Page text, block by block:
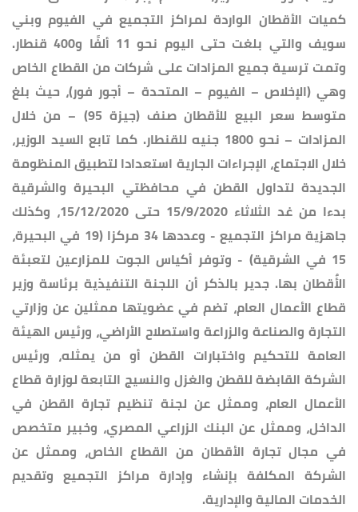
كميات الأقطان الواردة لمراكز التجميع في الفيوم وبني
سويف والتي بلغت حتى اليوم نحو 11 ألفًا و400 قنطار.
وتمت ترسية جميع المزادات على شركات من القطاع الخاص
وهي (الإخلاص – الفيوم – المتحدة – أجور فور)، حيث بلغ
متوسط سعر البيع للأقطان صنف (جيزة 95) – من خلال
المزادات – نحو 1800 جنيه للقنطار. كما تابع السيد الوزير،
خلال الاجتماع، الإجراءات الجارية استعدادا لتطبيق المنظومة
الجديدة لتداول القطن في محافظتي البحيرة والشرقية
بدءا من غد الثلاثاء 15/9/2020 حتى 15/12/2020، وكذلك
جاهزية مراكز التجميع - وعددها 34 مركزا (19 في البحيرة،
15 في الشرقية) - وتوفر أكياس الجوت للمزارعين لتعبئة
الأٌقطان بها. جدير بالذكر أن اللجنة التنفيذية برئاسة وزير
قطاع الأعمال العام، تضم في عضويتها ممثلين عن وزارتي
التجارة والصناعة والزراعة واستصلاح الأراضي، ورئيس الهيئة
العامة للتحكيم واختبارات القطن أو من يمثله، ورئيس
الشركة القابضة للقطن والغزل والنسيج التابعة لوزارة قطاع
الأعمال العام، وممثل عن لجنة تنظيم تجارة القطن في
الداخل، وممثل عن البنك الزراعي المصري، وخبير متخصص
في مجال تجارة الأقطان من القطاع الخاص، وممثل عن
الشركة المكلفة بإنشاء وإدارة مراكز التجميع وتقديم
الخدمات المالية والإدارية.